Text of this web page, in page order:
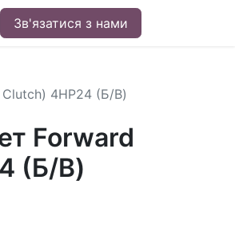
Зв'язатися з нами
4HP24 (Б/В)
Forward
(Б/В)